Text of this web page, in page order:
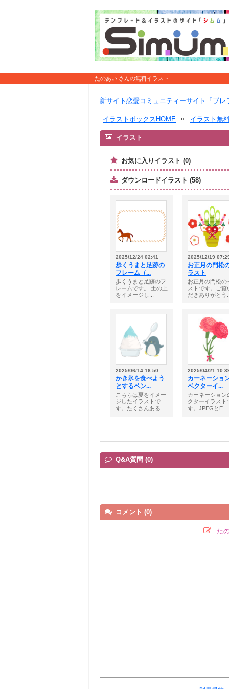
たのあい さんの無料イラスト
新サイト恋愛コミュニティーサイト「ブレ
イラストボックスHOME イラスト無
イラスト
お気に入りイラスト (0)
ダウンロードイラスト (58)
2025/12/24 02:41
歩くうまと足跡の
フレーム（...
歩くうまと足跡のフ
レームです。 土の上
をイメージし...
2025/12/19
お正月の門松
ラスト
お正月の門松の
ストです。ご覧
だきありがとう
2025/06/14 16:50
かき氷を食べよう
とするペン...
こちらは夏をイメー
ジしたイラストで
す。たくさんある...
2025/04/21
カーネーシ
ベクターイ...
カーネーション
クターイラスト
す。JPEGとE...
Q&A質問 (0)
コメント (0)
た